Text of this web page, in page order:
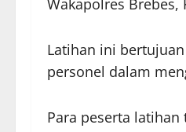
Wakapolres
Latihan ini
personel dalam
Para peserta